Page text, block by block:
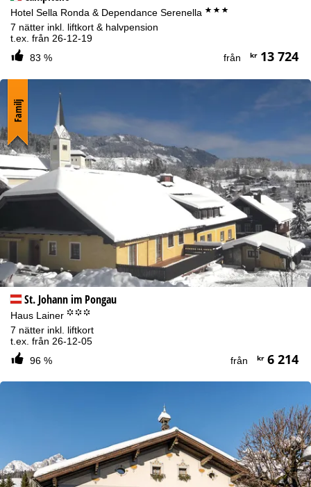
Hotel Sella Ronda & Dependance Serenella ***
7 nätter inkl. liftkort & halvpension
t.ex. från 26-12-19
83 %
från kr13 724
St. Johann im Pongau
Haus Lainer °°°
7 nätter inkl. liftkort
t.ex. från 26-12-05
96 %
från kr6 214
Familj